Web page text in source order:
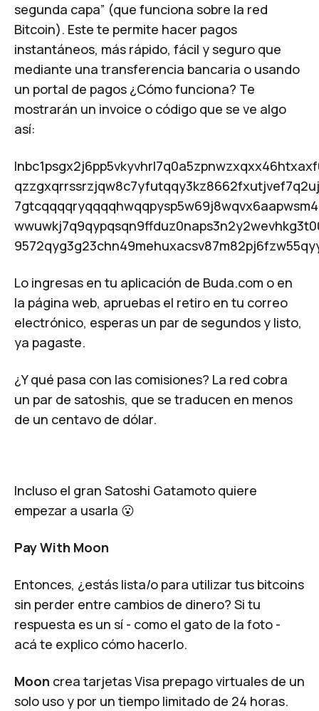
segunda capa” (que funciona sobre la red
Bitcoin). Este te permite hacer pagos
instantáneos, más rápido, fácil y seguro que
mediante una transferencia bancaria o usando
un portal de pagos ¿Cómo funciona? Te
mostrarán un invoice o código que se ve algo
así:
Lo ingresas en tu aplicación de Buda.com o en
la página web, apruebas el retiro en tu correo
electrónico, esperas un par de segundos y listo,
ya pagaste.
¿Y qué pasa con las comisiones? La red cobra
un par de satoshis, que se traducen en menos
de un centavo de dólar.
Incluso el gran Satoshi Gatamoto quiere
empezar a usarla 😮
Pay With Moon
Entonces, ¿estás lista/o para utilizar tus bitcoins
sin perder entre cambios de dinero? Si tu
respuesta es un sí - como el gato de la foto -
acá te explico cómo hacerlo.
Moon crea tarjetas Visa prepago virtuales de un
solo uso y por un tiempo limitado de 24 horas.